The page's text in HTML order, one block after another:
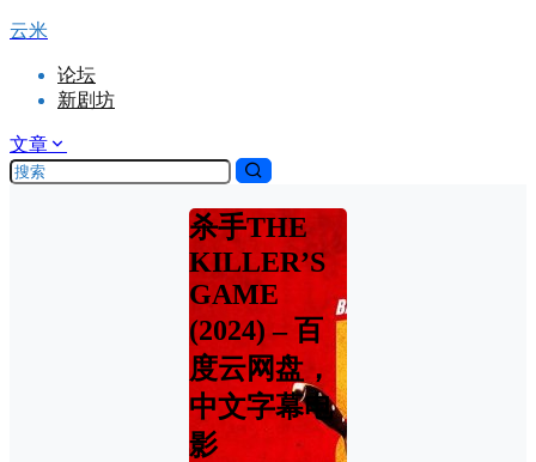
云米
论坛
新剧坊
文章
杀手THE
KILLER’S
GAME
(2024) – 百
度云网盘，
中文字幕电
影